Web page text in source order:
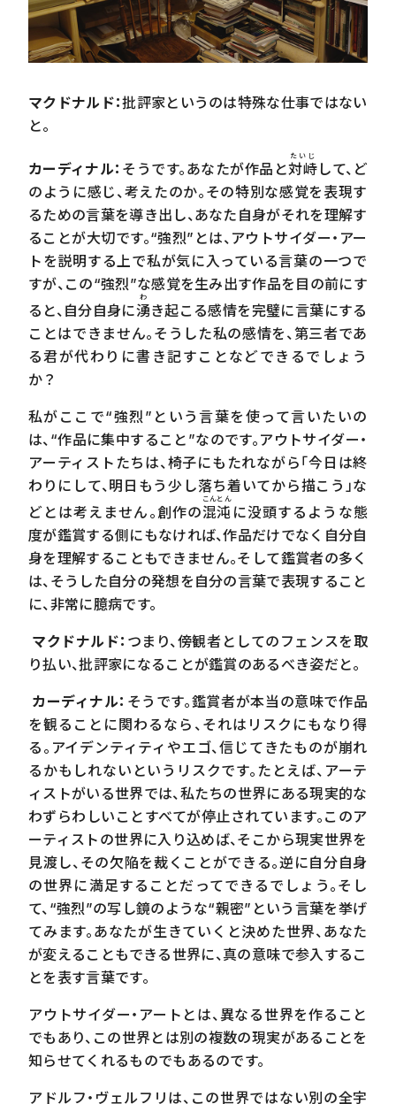
マクドナルド：批評家というのは特殊な仕事ではない
と。
カーディナル： そうです。あなたが作品と対峙
たいじ
して、ど
のように感じ、考えたのか。その特別な感覚を表現す
るための言葉を導き出し、あなた自身がそれを理解す
ることが大切です。“強烈”とは、アウトサイダー・アー
トを説明する上で私が気に入っている言葉の一つで
すが、この“強烈”な感覚を生み出す作品を目の前にす
ると、自分自身に湧
わ
き起こる感情を完璧に言葉にする
ことはできません。そうした私の感情を、第三者であ
る君が代わりに書き記すことなどできるでしょう
か？
私がここで“強烈”という言葉を使って言いたいの
は、“作品に集中すること”なのです。アウトサイダー・
アーティストたちは、椅子にもたれながら「今日は終
わりにして、明日もう少し落ち着いてから描こう」な
どとは考えません。創作の混沌
こんとん
に没頭するような態
度が鑑賞する側にもなければ、作品だけでなく自分自
身を理解することもできません。そして鑑賞者の多く
は、そうした自分の発想を自分の言葉で表現すること
に、非常に臆病です。
マクドナルド： つまり、傍観者としてのフェンスを取
り払い、批評家になることが鑑賞のあるべき姿だと。
カーディナル： そうです。鑑賞者が本当の意味で作品
を観ることに関わるなら、それはリスクにもなり得
る。アイデンティティやエゴ、信じてきたものが崩れ
るかもしれないというリスクです。たとえば、アーテ
ィストがいる世界では、私たちの世界にある現実的な
わずらわしいことすべてが停止されています。このア
ーティストの世界に入り込めば、そこから現実世界を
見渡し、その欠陥を裁くことができる。逆に自分自身
の世界に満足することだってできるでしょう。そし
て、“強烈”の写し鏡のような“親密”という言葉を挙げ
てみます。あなたが生きていくと決めた世界、あなた
が変えることもできる世界に、真の意味で参入するこ
とを表す言葉です。
アウトサイダー・アートとは、異なる世界を作ること
でもあり、この世界とは別の複数の現実があることを
知らせてくれるものでもあるのです。
アドルフ・ヴェルフリ は、この世界ではない別の全宇